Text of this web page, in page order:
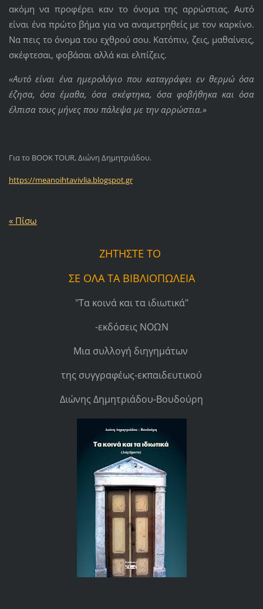
ακόμη να προφέρει καν το όνομα της αρρώστιας. Αυτό
είναι ένα πρώτο βήμα για να αναμετρηθείς με τον καρκίνο.
Να πεις το όνομα του εχθρού σου. Κατόπιν, ζεις, μαθαίνεις,
σκέφτεσαι, φοβάσαι αλλά και ελπίζεις.
«Αυτό είναι ένα ημερολόγιο που καταγράφει εν θερμώ όσα
έζησα, όσα έμαθα, όσα σκέφτηκα, όσα φοβήθηκα και όσα
έλπισα τους μήνες που πάλεψα με την αρρώστια.»
Για το BOOK TOUR, Διώνη Δημητριάδου.
https://meanoihtavivlia.blogspot.gr
« Πίσω
ΖΗΤΗΣΤΕ ΤΟ
ΣΕ ΟΛΑ ΤΑ ΒΙΒΛΙΟΠΩΛΕΙΑ
"Τα κοινά και τα ιδιωτικά"
-εκδόσεις ΝΟΩΝ
Μια συλλογή διηγημάτων
της συγγραφέως-εκπαιδευτικού
Διώνης Δημητριάδου-Βουδούρη